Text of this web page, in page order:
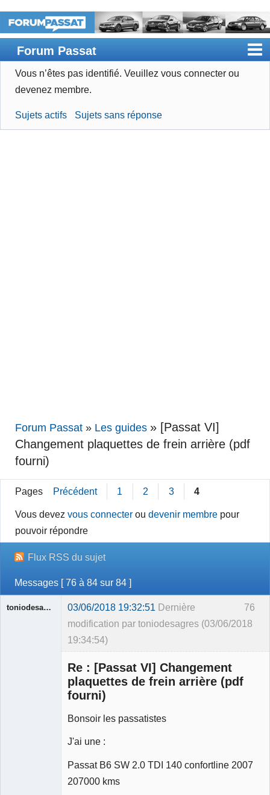
Forum Passat
Accueil
Devenir membre
Vous n’êtes pas identifié. Veuillez vous connecter ou
devenez membre.
Sujets actifs Sujets sans réponse
Forum Passat » Les guides » [Passat VI]
Changement plaquettes de frein arrière (pdf
fourni)
Pages Précédent 1 2 3 4
Vous devezvous connecter oudevenir membre pour
pouvoir répondre
Flux RSS du sujet
Messages [ 76 à 84 sur 84 ]
76
toniodesagres 03/06/2018 19:32:51 Dernière
modification par toniodesagres (03/06/2018
19:34:54)
Re : [Passat VI] Changement
plaquettes de frein arrière (pdf
fourni)
Bonsoir les passatistes
J'ai une :
Passat B6 SW 2.0 TDI 140 confortline 2007
207000 kms